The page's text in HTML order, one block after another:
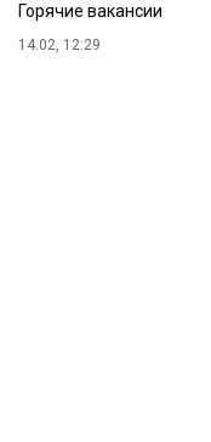
Горячие вакансии
14.02, 12:29